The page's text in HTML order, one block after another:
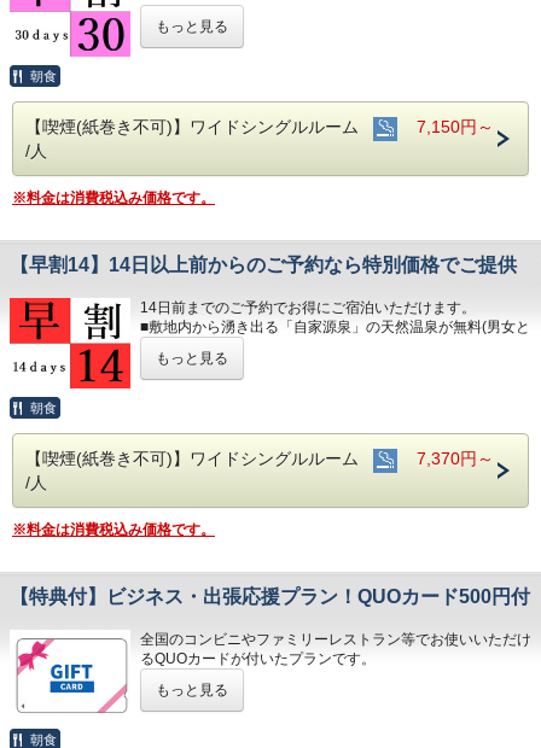
■無料アメニティバー(男性用/女性用)はフロント前にござい
ます
■「無料朝食バイキング」をご用意
途有料)
※24時間オープン/250台収容/高さ制限2.1ｍ
※オートバイ(自動二輪車)は事前にご連絡ください
もサウナ付き)
※年中無休 6:00～24:00
■「無料朝食バイキング」をご用意
途有料)
※24時間オープン/250台収容/高さ制限2.1ｍ
もっと見る
朝食
【喫煙(紙巻き不可)】ワイドシングルルーム
7,150円～
/人
※料金は消費税込み価格です。
【早割14】14日以上前からのご予約なら特別価格でご提供
14日前までのご予約でお得にご宿泊いただけます。
■敷地内から湧き出る「自家源泉」の天然温泉が無料(男女と
※年中無休 6:00～24:00
■インターネット対応(無線/有線LANあり)
※天然温泉施設1F「ふる河亭」/6:30～9:00
■隣接の駐車場あり 600円/泊(当日15:00～翌10:00以外は別
※24時間オープン/250台収容/高さ制限2.1ｍ
※オートバイ(自動二輪車)は事前にご連絡ください
もっと見る
朝食
【喫煙(紙巻き不可)】ワイドシングルルーム
7,370円～
/人
※料金は消費税込み価格です。
【特典付】ビジネス・出張応援プラン！QUOカード500円付
全国のコンビニやファミリーレストラン等でお使いいただけ
るQUOカードが付いたプランです。
※当ホテルでのQUOカードのご利用はいただけません
※QUOカードの料金は宿泊代金に含まれております
もっと見る
朝食